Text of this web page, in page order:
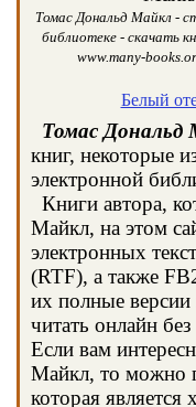
Томас Дональд Майкл -
библиотеке - скачать
www.many-
Белый
Томас Дональд
книг, некоторые
электронной
Книги автора,
Майкл, на этом
электронных
(RTF), а также
их полные версии
читать онлайн
Если вам
Майкл, то можно
которая